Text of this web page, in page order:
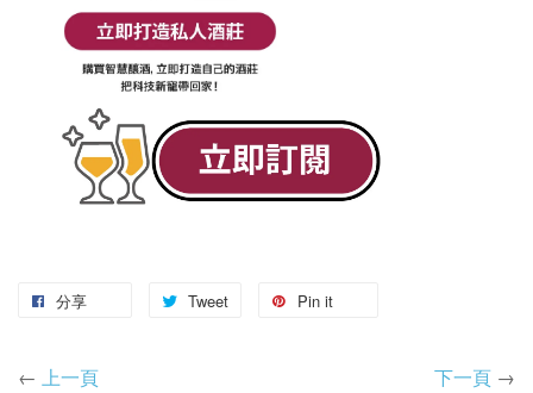
分享 Tweet Pin it
← 上一頁 下一頁 →